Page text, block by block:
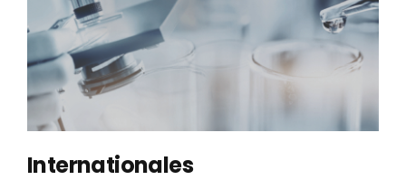
Internationales